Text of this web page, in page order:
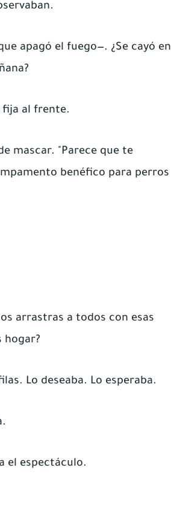
apagó el fuego—. ¿Se cayó en
fija al frente.
mascar. "Parece que te
benéfico para perros
arrastras a todos con esas
hogar?
Lo deseaba. Lo esperaba.
el espectáculo.